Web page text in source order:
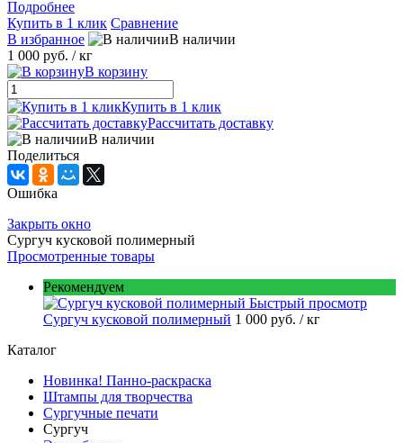
Подробнее
Купить в 1 клик Сравнение
В избранное
В наличии
1 000 руб. / кг
В корзину
Купить в 1 клик
Рассчитать доставку
В наличии
Поделиться
Ошибка
Закрыть окно
Сургуч кусковой полимерный
Просмотренные товары
Рекомендуем
Быстрый просмотр
Сургуч кусковой полимерный 1 000 руб. / кг
Каталог
Новинка! Панно-раскраска
Штампы для творчества
Сургучные печати
Сургуч